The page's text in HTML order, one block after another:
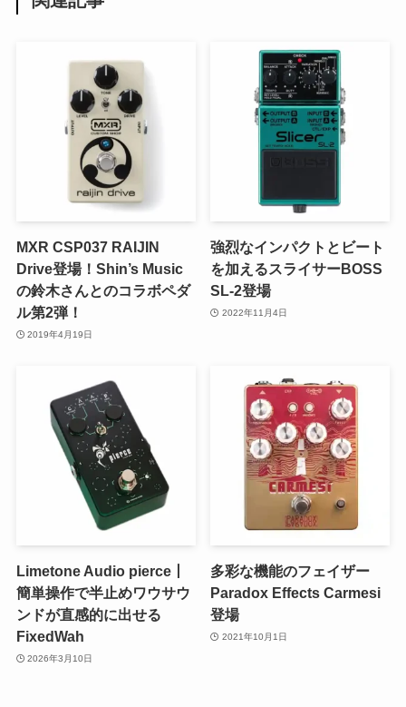
MXR CSP037 RAIJIN
Drive登場！Shin’s Music
の鈴木さんとのコラボペダ
ル第2弾！
2019年4月19日
強烈なインパクトとビート
を加えるスライサーBOSS
SL-2登場
2022年11月4日
Limetone Audio pierce丨
簡単操作で半止めワウサウ
ンドが直感的に出せる
FixedWah
2026年3月10日
多彩な機能のフェイザー
Paradox Effects Carmesi
登場
2021年10月1日